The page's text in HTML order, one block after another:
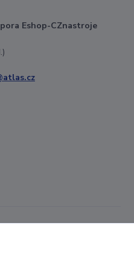
Eshop-CZnastroje